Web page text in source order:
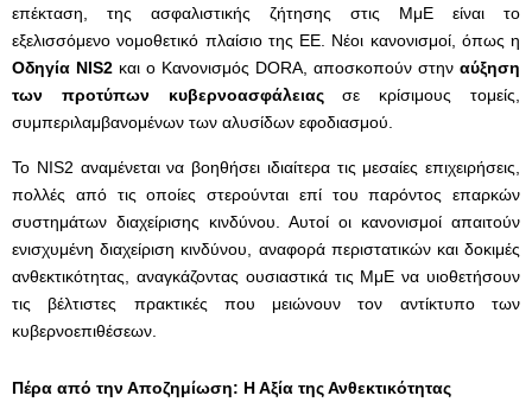
επέκταση, της ασφαλιστικής ζήτησης στις ΜμΕ είναι το
εξελισσόμενο νομοθετικό πλαίσιο της ΕΕ. Νέοι κανονισμοί, όπως η
Οδηγία NIS2 και ο Κανονισμός DORA, αποσκοπούν στην αύξηση
των προτύπων κυβερνοασφάλειαςσε κρίσιμους τομείς,
συμπεριλαμβανομένων των αλυσίδων εφοδιασμού.
Το NIS2 αναμένεται να βοηθήσει ιδιαίτερα τις μεσαίες επιχειρήσεις,
πολλές από τις οποίες στερούνται επί του παρόντος επαρκών
συστημάτων διαχείρισης κινδύνου. Αυτοί οι κανονισμοί απαιτούν
ενισχυμένη διαχείριση κινδύνου, αναφορά περιστατικών και δοκιμές
ανθεκτικότητας, αναγκάζοντας ουσιαστικά τις ΜμΕ να υιοθετήσουν
τις βέλτιστες πρακτικές που μειώνουν τον αντίκτυπο των
κυβερνοεπιθέσεων.
Πέρα από την Αποζημίωση: Η Αξία της Ανθεκτικότητας